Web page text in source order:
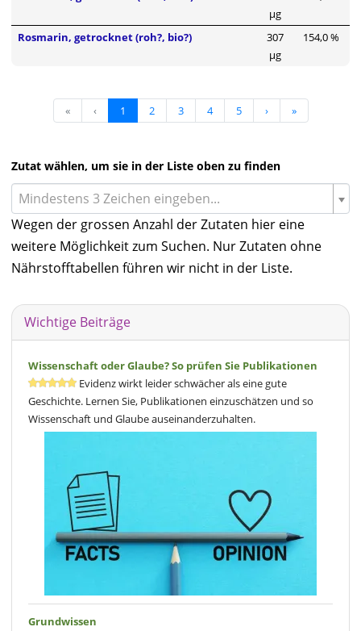
µg
Rosmarin, getrocknet (roh?, bio?)
307
µg
154,0 %
« ‹ 1 2 3 4 5 › »
Zutat wählen, um sie in der Liste oben zu finden
Mindestens 3 Zeichen eingeben...
Wegen der grossen Anzahl der Zutaten hier eine
weitere Möglichkeit zum Suchen. Nur Zutaten ohne
Nährstofftabellen führen wir nicht in der Liste.
Wichtige Beiträge
Wissenschaft oder Glaube? So prüfen Sie Publikationen
Evidenz wirkt leider schwächer als eine gute
Geschichte. Lernen Sie, Publikationen einzuschätzen und so
Wissenschaft und Glaube auseinanderzuhalten.
Grundwissen